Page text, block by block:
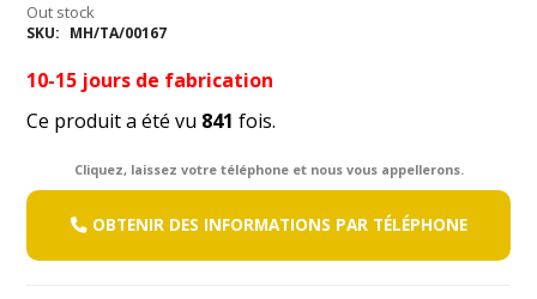
initial
était :
11,800
DH.
DH.
Out stock
SKU: MH/TA/00167
10-15 jours de fabrication
Ce produit a été vu 841 fois.
Cliquez, laissez votre téléphone et nous vous appellerons.
OBTENIR DES INFORMATIONS PAR TÉLÉPHONE